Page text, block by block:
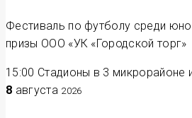
Фестиваль по футболу среди
призы ООО «УК «Городской торг»
15:00 Стадионы в 3 микрорайоне
8 августа 2026